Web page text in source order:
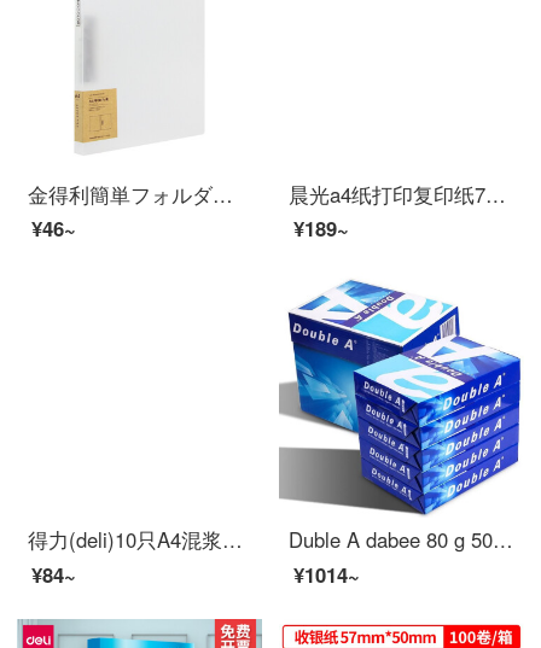
金得利簡単フォルダー単強度挟み込み創意資料挟み学生用ペーパー収納チャック研磨砂厚板オフィス用品自営ホワイト透明AF 822
¥46~
晨光a4纸打印复印纸70g白纸80g单包一包500张整箱5包一箱a4打印纸木浆A4纸纸品打印机纸オフィス 1包【蓝晨光70g】【500张】
¥189~
得力(deli)10只A4混浆クラフト紙档案袋 200g 侧宽6cm标书合同文件资料袋 票据收纳袋 64101
¥84~
Duble A dabee 80 g 500枚A 4 A 3コピー用紙Offie用品は全箱印刷して卸売りします。領収書を発行します。多省郵送無料A 170グラムの箱（5箱）です。
¥1014~